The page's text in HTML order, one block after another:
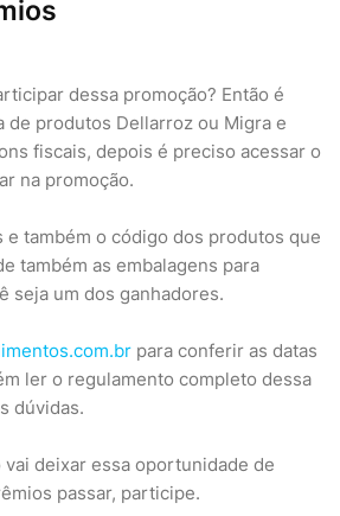
dessa promoção? Então é
de produtos Dellarroz ou Migra e
fiscais, depois é preciso acessar o
na promoção.
e também o código dos produtos que
também as embalagens para
seja um dos ganhadores.
para conferir as datas
ler o regulamento completo dessa
dúvidas.
vai deixar essa oportunidade de
passar, participe.